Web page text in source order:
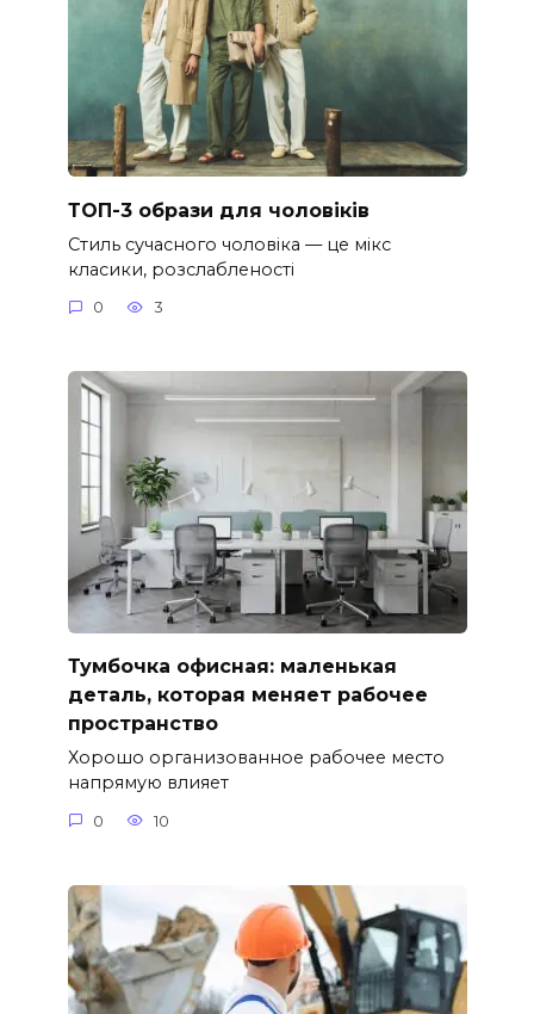
ТОП-3 образи для чоловіків
Стиль сучасного чоловіка — це мікс
класики, розслабленості
0 3
Тумбочка офисная: маленькая
деталь, которая меняет рабочее
пространство
Хорошо организованное рабочее место
напрямую влияет
0 10